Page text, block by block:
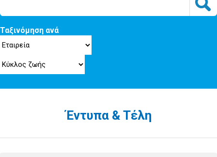
Ταξινόμηση ανά
Έντυπα & Τέλη